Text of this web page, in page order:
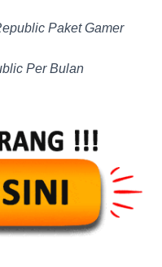
Paket Gamer
Per Bulan